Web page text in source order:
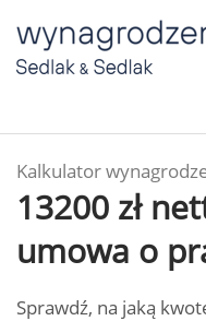
Kalkulator
13200 zł
umowa o
Sprawdź, na jaką